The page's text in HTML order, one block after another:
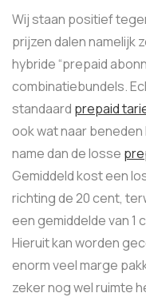
Wij staan positief
prijzen dalen namelijk
hybride “prepaid
combinatiebundels.
standaard prepaid
ook wat naar
name dan de losse
Gemiddeld kost een
richting de 20 cent,
een gemiddelde van 1
Hieruit kan worden
enorm veel marge
zeker nog wel ruimte